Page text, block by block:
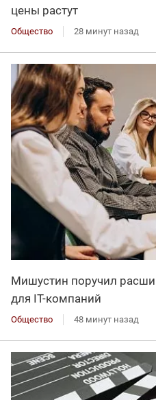
цены растут
Общество 28 минут назад
Мишустин поручил
для IT-компаний
Общество 48 минут назад